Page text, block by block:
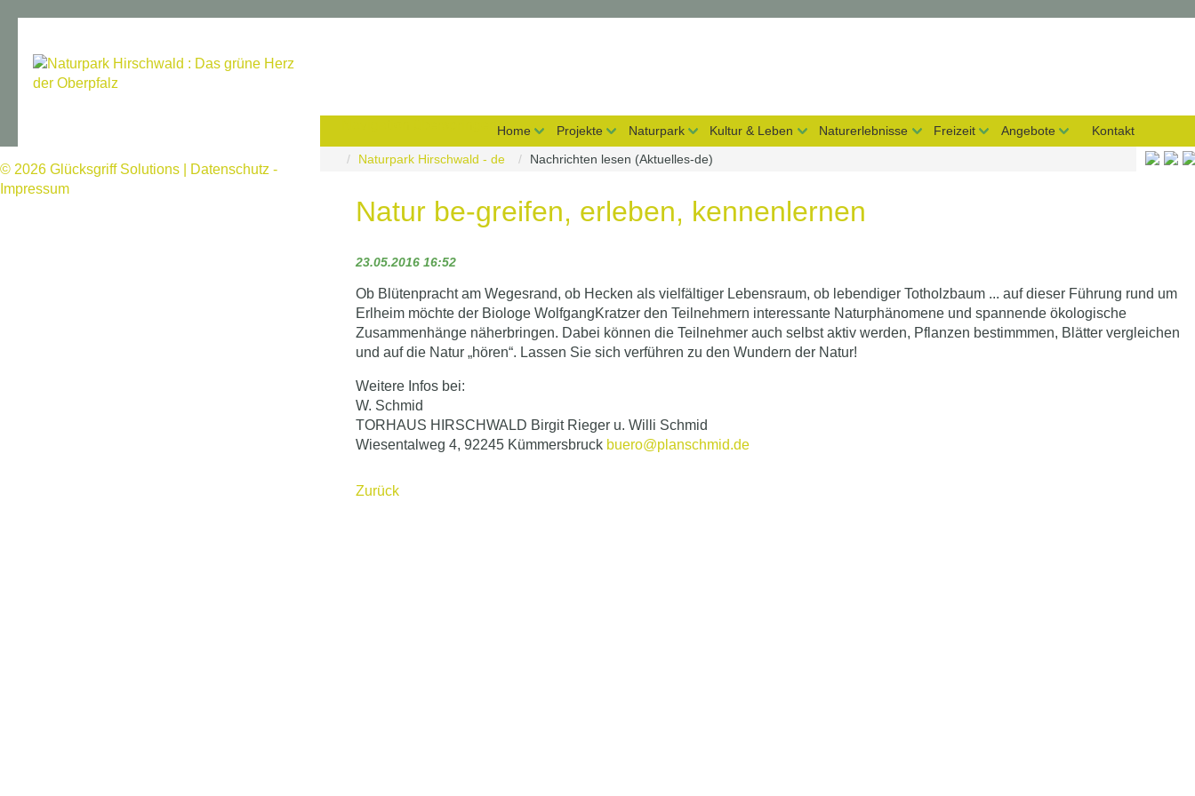
Home Projekte Naturpark Kultur & Leben Naturerlebnisse Freizeit Angebote Kontakt
Naturpark Hirschwald - de Nachrichten lesen (Aktuelles-de)
Natur be-greifen, erleben, kennenlernen
23.05.2016 16:52
Ob Blütenpracht am Wegesrand, ob Hecken als vielfältiger Lebensraum, ob lebendiger Totholzbaum ... auf dieser Führung rund um
Erlheim möchte der Biologe WolfgangKratzer den Teilnehmern interessante Naturphänomene und spannende ökologische
Zusammenhänge näherbringen. Dabei können die Teilnehmer auch selbst aktiv werden, Pflanzen bestimmmen, Blätter vergleichen
und auf die Natur „hören“. Lassen Sie sich verführen zu den Wundern der Natur!
Weitere Infos bei:
W. Schmid
TORHAUS HIRSCHWALD Birgit Rieger u. Willi Schmid
Wiesentalweg 4, 92245 Kümmersbruck buero@planschmid.de
Zurück
© 2026 Glücksgriff Solutions Datenschutz -
Impressum